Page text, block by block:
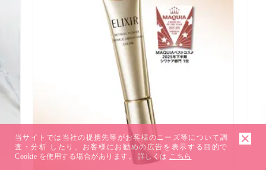
当サイトでは当社の提携先等がお客様のニーズ等について調
査・分析 したり、お客様にお勧めの広告を表示する目的で
Cookie を使用する場合があります。 詳しくは こちら